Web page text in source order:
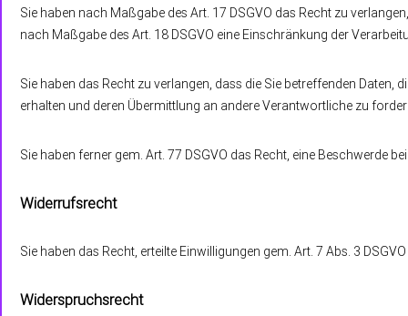
Sie haben nach Maßgabe des Art. 17 DSGVO das Recht zu
nach Maßgabe des Art. 18 DSGVO eine Einschränkung der
Sie haben das Recht zu verlangen, dass die Sie betreffenden Daten,
erhalten und deren Übermittlung an andere Verantwortliche zu
Sie haben ferner gem. Art. 77 DSGVO das Recht, eine Beschwerde
Widerrufsrecht
Sie haben das Recht, erteilte Einwilligungen gem. Art. 7 Abs. 3
Widerspruchsrecht